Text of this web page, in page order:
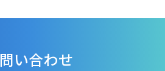
い合わせ